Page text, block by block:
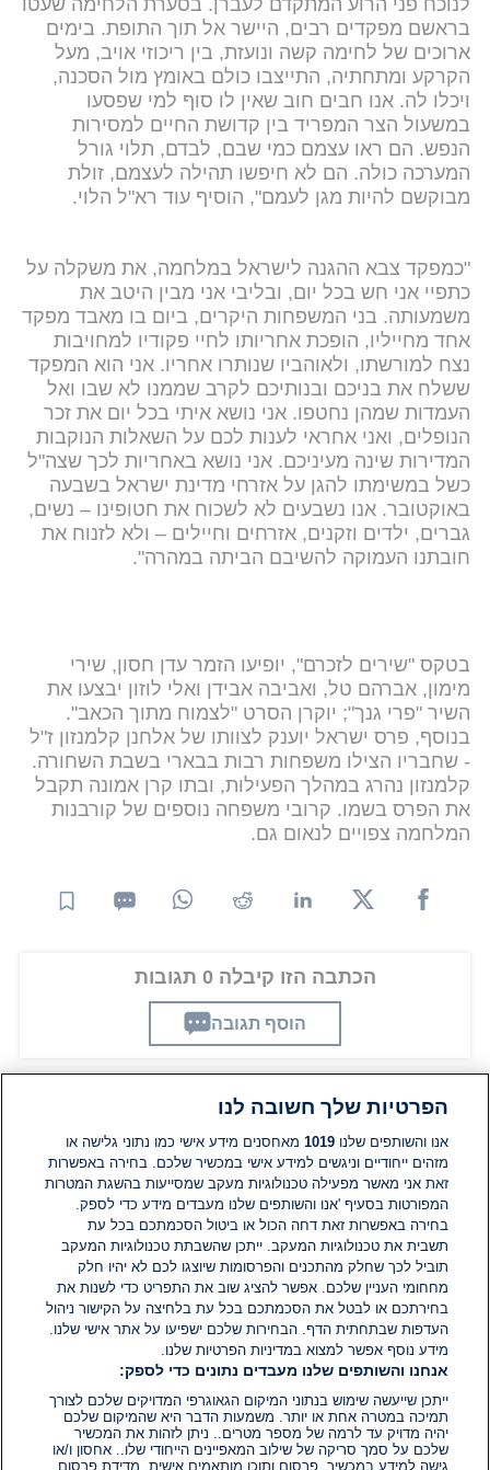
לנוכח פני הרוע המתקדם לעברן. בסערת הלחימה שעטו
בראשם מפקדים רבים, היישר אל תוך התופת. בימים
ארוכים של לחימה קשה ונועזת, בין ריכוזי אויב, מעל
הקרקע ומתחתיה, התייצבו כולם באומץ מול הסכנה,
ויכלו לה. אנו חבים חוב שאין לו סוף למי שפסעו
במשעול הצר המפריד בין קדושת החיים למסירות
הנפש. הם ראו עצמם כמי שבם, לבדם, תלוי גורל
המערכה כולה. הם לא חיפשו תהילה לעצמם, זולת
מבוקשם להיות מגן לעמם", הוסיף עוד רא"ל הלוי.
"כמפקד צבא ההגנה לישראל במלחמה, את משקלה על
כתפיי אני חש בכל יום, ובליבי אני מבין היטב את
משמעותה. בני המשפחות היקרים, ביום בו מאבד מפקד
אחד מחייליו, הופכת אחריותו לחיי פקודיו למחויבות
נצח למורשתו, ולאוהביו שנותרו אחריו. אני הוא המפקד
ששלח את בניכם ובנותיכם לקרב שממנו לא שבו ואל
העמדות שמהן נחטפו. אני נושא איתי בכל יום את זכר
הנופלים, ואני אחראי לענות לכם על השאלות הנוקבות
המדירות שינה מעיניכם. אני נושא באחריות לכך שצה"ל
כשל במשימתו להגן על אזרחי מדינת ישראל בשבעה
באוקטובר. אנו נשבעים לא לשכוח את חטופינו – נשים,
גברים, ילדים וזקנים, אזרחים וחיילים – ולא לזנוח את
חובתנו העמוקה להשיבם הביתה במהרה".
בטקס "שירים לזכרם", יופיעו הזמר עדן חסון, שירי
מימון, אברהם טל, ואביבה אבידן ואלי לוזון יבצעו את
השיר "פרי גנך"; יוקרן הסרט "לצמוח מתוך הכאב".
בנוסף, פרס ישראל יוענק לצוותו של אלחנן קלמנזון ז"ל
- שחבריו הצילו משפחות רבות בבארי בשבת השחורה.
קלמנזון נהרג במהלך הפעילות, ובתו קרן אמונה תקבל
את הפרס בשמו. קרובי משפחה נוספים של קורבנות
המלחמה צפויים לנאום גם.
הכתבה הזו קיבלה 0 תגובות
הוסף תגובה
תגובות
אין עדיין תגובות. היה הראשון להגיב
הוסף תגובה
הפרטיות שלך חשובה לנו
אנו והשותפים שלנו1019 מאחסנים מידע אישי כמו נתוני גלישה או
מזהים ייחודיים וניגשים למידע אישי במכשיר שלכם. בחירה באפשרות
זאת אני מאשר מפעילה טכנולוגיות מעקב שמסייעות בהשגת המטרות
המפורטות בסעיף 'אנו והשותפים שלנו מעבדים מידע כדי לספק.
בחירה באפשרות זאת דחה הכול או ביטול הסכמתכם בכל עת
תשבית את טכנולוגיות המעקב. ייתכן שהשבתת טכנולוגיות המעקב
תוביל לכך שחלק מהתכנים והפרסומות שיוצגו לכם לא יהיו חלק
מחחומי העניין שלכם. אפשר להציג שוב את התפריט כדי לשנות את
בחירתכם או לבטל את הסכמתכם בכל עת בלחיצה על הקישור ניהול
העדפות שבתחתית הדף. הבחירות שלכם ישפיעו על אתר אישי שלנו.
מידע נוסף אפשר למצוא במדיניות הפרטיות שלנו.
אנחנו והשותפים שלנו מעבדים נתונים כדי לספק:
ייתכן שייעשה שימוש בנתוני המיקום הגאוגרפי המדויקים שלכם לצורך
תמיכה במטרה אחת או יותר. משמעות הדבר היא שהמיקום שלכם
יהיה מדויק עד לרמה של מספר מטרים.. ניתן לזהות את המכשיר
שלכם על סמך סריקה של שילוב המאפיינים הייחודי שלו.. אחסון ו/או
גישה למידע במכשיר. פרסום ותוכן מותאמים אישית, מדידת פרסום